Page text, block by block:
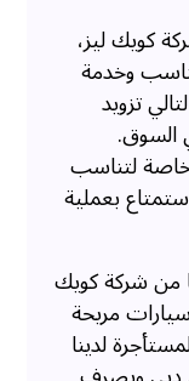
كويك ليز،
وخدمة
تزويد
السوق.
خاصة لتناسب
بعملية
من شركة كويك
مريحة
لدينا